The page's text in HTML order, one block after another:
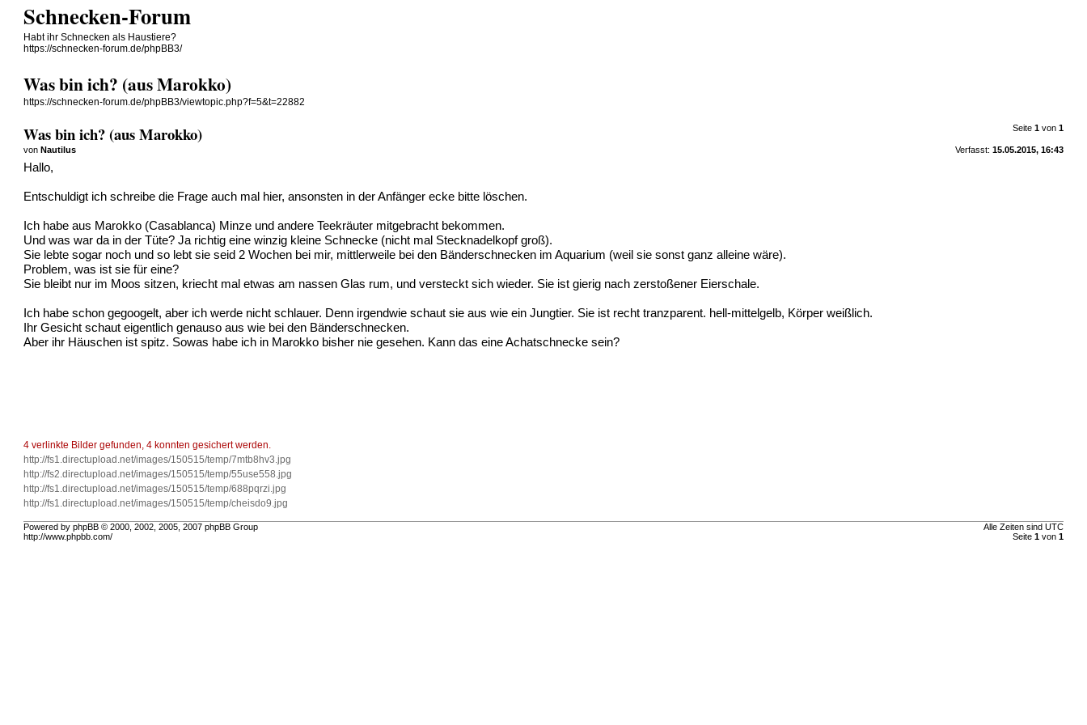
Schnecken-Forum
Habt ihr Schnecken als Haustiere?
https://schnecken-forum.de/phpBB3/
Was bin ich? (aus Marokko)
https://schnecken-forum.de/phpBB3/viewtopic.php?f=5&t=22882
Seite 1von 1
Was bin ich? (aus Marokko)
Verfasst: 15.05.2015, 16:43
vonNautilus
Hallo,
Entschuldigt ich schreibe die Frage auch mal hier, ansonsten in der Anfänger ecke bitte löschen.
Ich habe aus Marokko (Casablanca) Minze und andere Teekräuter mitgebracht bekommen.
Und was war da in der Tüte? Ja richtig eine winzig kleine Schnecke (nicht mal Stecknadelkopf groß).
Sie lebte sogar noch und so lebt sie seid 2 Wochen bei mir, mittlerweile bei den Bänderschnecken im Aquarium (weil sie sonst ganz alleine wäre).
Problem, was ist sie für eine?
Sie bleibt nur im Moos sitzen, kriecht mal etwas am nassen Glas rum, und versteckt sich wieder. Sie ist gierig nach zerstoßener Eierschale.
Ich habe schon gegoogelt, aber ich werde nicht schlauer. Denn irgendwie schaut sie aus wie ein Jungtier. Sie ist recht tranzparent. hell-mittelgelb, Körper weißlich.
Ihr Gesicht schaut eigentlich genauso aus wie bei den Bänderschnecken.
Aber ihr Häuschen ist spitz. Sowas habe ich in Marokko bisher nie gesehen. Kann das eine Achatschnecke sein?
4 verlinkte Bilder gefunden, 4 konnten gesichert werden.
http://fs1.directupload.net/images/150515/temp/7mtb8hv3.jpg
http://fs2.directupload.net/images/150515/temp/55use558.jpg
http://fs1.directupload.net/images/150515/temp/688pqrzi.jpg
http://fs1.directupload.net/images/150515/temp/cheisdo9.jpg
Alle Zeiten sind UTC
Seite 1von 1
Powered by phpBB © 2000, 2002, 2005, 2007 phpBB Group
http://www.phpbb.com/